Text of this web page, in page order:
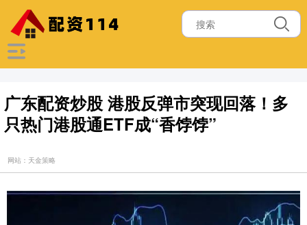
广东配资炒股 港股反弹市突现回落！多
只热门港股通ETF成“香饽饽”
网站：天金策略